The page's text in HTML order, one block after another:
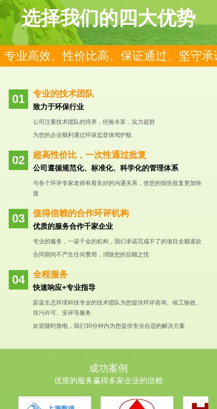
选择我们的四大优势
专业高效、性价比高、保证通过、坚守承
专业的技术团队
致力于环保行业
公司注重技术团队的培养，经验丰富，实力超群
为您的企业顺利通过环保监督保驾护航
超高性价比，一次性通过批复
公司遵循规范化、标准化、科学化的管理体系
与各个环评专家老师有着良好的沟通关系，使您的报告批复更加快
捷
值得信赖的合作环评机构
优质的服务合作千家企业
专业的服务，一诺千金的机构，我们承诺完成不了的项目全额退款
合同期间不产生任何费用，消除您的后顾之忧
全程服务
快速响应+专业指导
蔚蓝生态环境科技专业的技术团队为您提供环评咨询、竣工验收、
排污许可、安评等服务
欢迎随时致电，我们30分钟内为您提供专业合适的解决方案
成功案例
优质的服务赢得多家企业的信赖